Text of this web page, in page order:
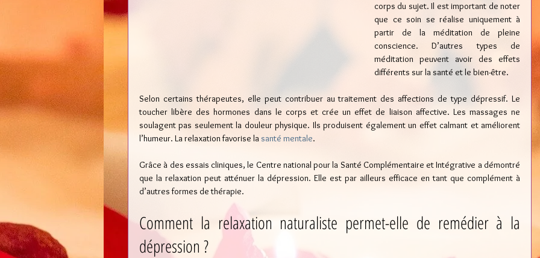
corps du sujet. Il est important de noter
que ce soin se réalise uniquement à
partir de la méditation de pleine
conscience. D’autres types de
méditation peuvent avoir des effets
différents sur la santé et le bien-être.
Selon certains thérapeutes, elle peut contribuer au traitement des affections de type dépressif. Le
toucher libère des hormones dans le corps et crée un effet de liaison affective. Les massages ne
soulagent pas seulement la douleur physique. Ils produisent également un effet calmant et améliorent
l’humeur. La relaxation favorise la santé mentale.
Grâce à des essais cliniques, le Centre national pour la Santé Complémentaire et Intégrative a démontré
que la relaxation peut atténuer la dépression. Elle est par ailleurs efficace en tant que complément à
d’autres formes de thérapie.
Comment la relaxation naturaliste permet-elle de remédier à la
dépression ?